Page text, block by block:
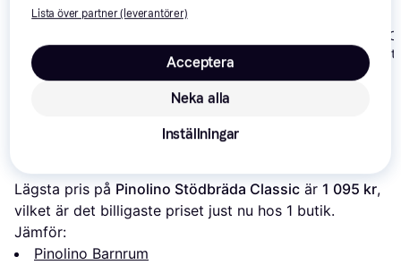
BabyDan
Universalsängskydd
HoppeKids Ida Marie
Safety Rail
542 kr
HoppeKids
Comfort
5.2x100cm
Lägsta pris på Pinolino Stödbräda Classic är 1 095 kr,
vilket är det billigaste priset just nu hos 1 butik.
Jämför:
Pinolino Barnrum
Lista över partner (leverantörer)
Neka alla
Acceptera
Inställningar